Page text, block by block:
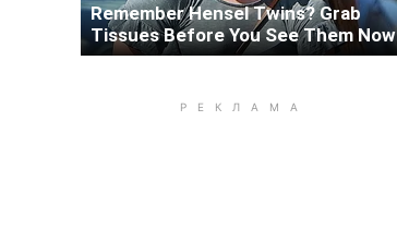
Remember Hensel Twins? Grab
Tissues Before You See Them Now